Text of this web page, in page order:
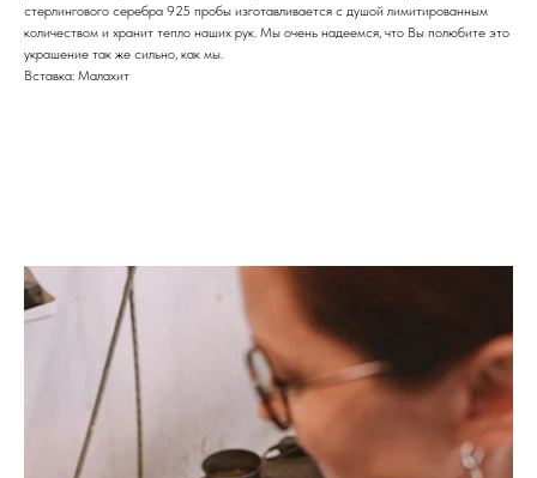
стерлингового серебра 925 пробы изготавливается с душой лимитированным
количеством и хранит тепло наших рук. Мы очень надеемся, что Вы полюбите это
украшение так же сильно, как мы.
Вставка: Малахит